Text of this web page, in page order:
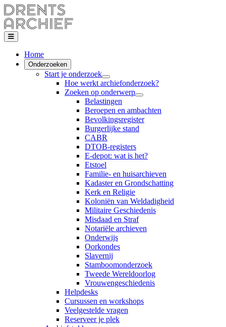
Home
Onderzoeken
Start je onderzoek
Hoe werkt archiefonderzoek?
Zoeken op onderwerp
Belastingen
Beroepen en ambachten
Bevolkingsregister
Burgerlijke stand
CABR
DTOB-registers
E-depot: wat is het?
Etstoel
Familie- en huisarchieven
Kadaster en Grondschatting
Kerk en Religie
Koloniën van Weldadigheid
Militaire Geschiedenis
Misdaad en Straf
Notariële archieven
Onderwijs
Oorkondes
Slavernij
Stamboomonderzoek
Tweede Wereldoorlog
Vrouwengeschiedenis
Helpdesks
Cursussen en workshops
Veelgestelde vragen
Reserveer je plek